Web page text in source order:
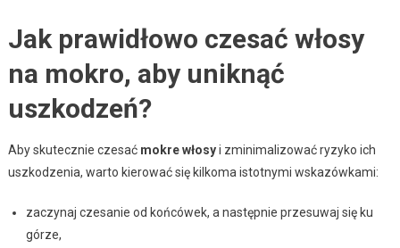
Jak prawidłowo czesać włosy
na mokro, aby uniknąć
uszkodzeń?
Aby skutecznie czesać mokre włosyi zminimalizować ryzyko ich
uszkodzenia, warto kierować się kilkoma istotnymi wskazówkami:
zaczynaj czesanie od końcówek, a następnie przesuwaj się ku
górze,